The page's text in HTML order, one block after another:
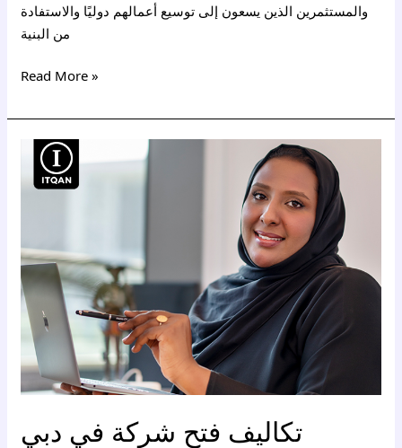
والمستثمرين الذين يسعون إلى توسيع أعمالهم دوليًا والاستفادة
من البنية
Read More »
تكاليف فتح شركة في دبي
تكاليف
شركة